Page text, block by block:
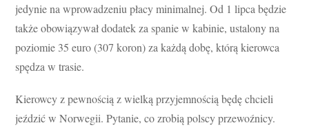
jedynie na wprowadzeniu płacy minimalnej. Od 1 lipca będzie
także obowiązywał dodatek za spanie w kabinie, ustalony na
poziomie 35 euro (307 koron) za każdą dobę, którą kierowca
spędza w trasie.
Kierowcy z pewnością z wielką przyjemnością będę chcieli
jeździć w Norwegii. Pytanie, co zrobią polscy przewoźnicy.